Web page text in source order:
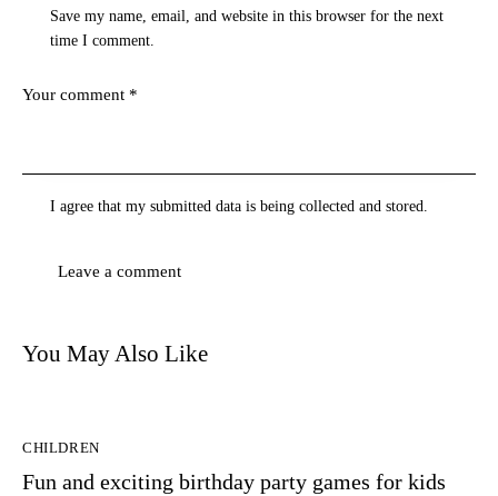
Save my name, email, and website in this browser for the next
time I comment.
I agree that my submitted data is beingcollected and stored
You May Also Like
CHILDREN
Fun and exciting birthday party games for kids